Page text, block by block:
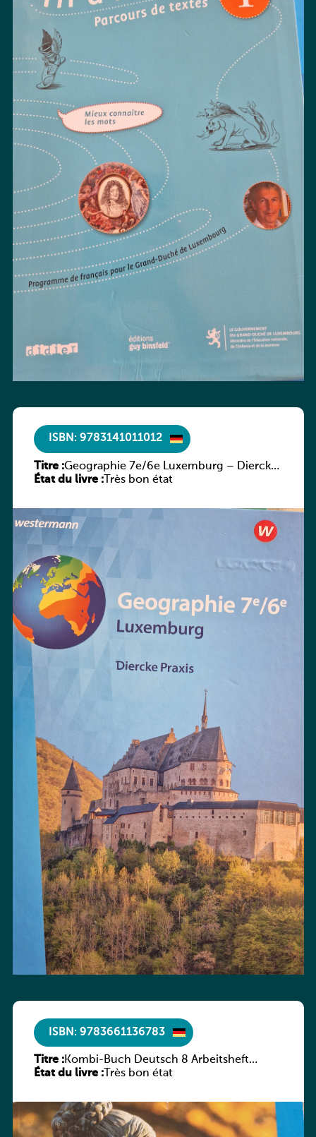
ISBN: 9783141011012
Titre :Geographie 7e/6e Luxemburg – Diercke
Praxis
État du livre :Très bon état
ISBN: 9783661136783
Titre :Kombi-Buch Deutsch 8 Arbeitsheft
(Neue Ausgabe Luxemburg)
État du livre :Très bon état